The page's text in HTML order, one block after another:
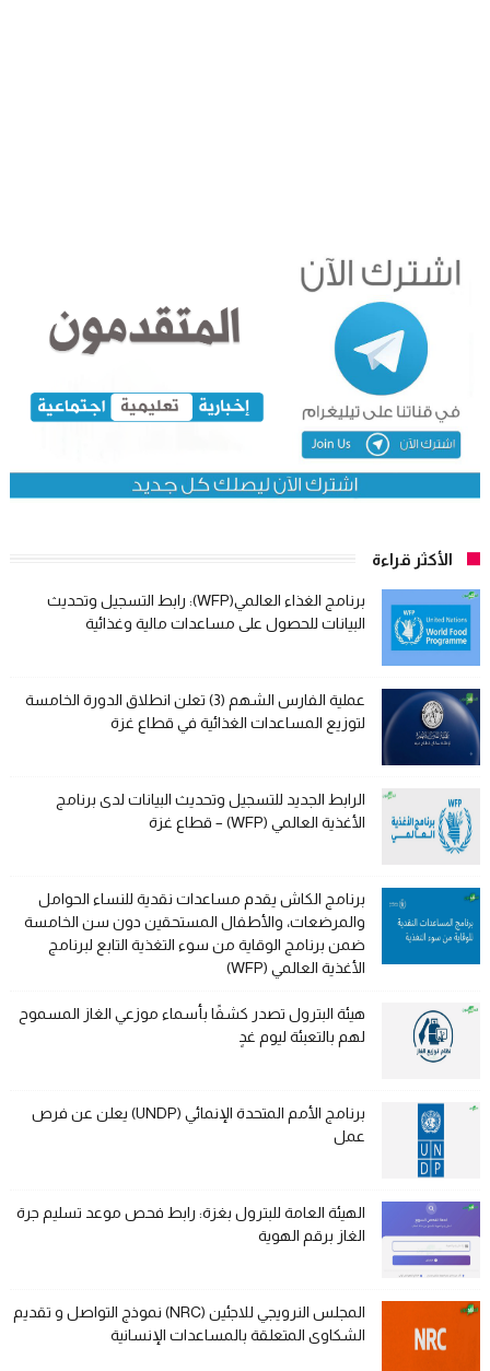
الأكثر قراءة
برنامج الغذاء العالمي(WFP): رابط التسجيل وتحديث
البيانات للحصول على مساعدات مالية وغذائية
عملية الفارس الشهم (3) تعلن انطلاق الدورة الخامسة
لتوزيع المساعدات الغذائية في قطاع غزة
الرابط الجديد للتسجيل وتحديث البيانات لدى برنامج
الأغذية العالمي (WFP) – قطاع غزة
برنامج الكاش يقدم مساعدات نقدية للنساء الحوامل
والمرضعات، والأطفال المستحقين دون سن الخامسة
ضمن برنامج الوقاية من سوء التغذية التابع لبرنامج
الأغذية العالمي (WFP)
هيئة البترول تصدر كشفًا بأسماء موزعي الغاز المسموح
لهم بالتعبئة ليوم غدٍ
برنامج الأمم المتحدة الإنمائي (UNDP) يعلن عن فرص
عمل
الهيئة العامة للبترول بغزة: رابط فحص موعد تسليم جرة
الغاز برقم الهوية
المجلس النرويجي للاجئين (NRC) نموذج التواصل و تقديم
الشكاوى المتعلقة بالمساعدات الإنسانية